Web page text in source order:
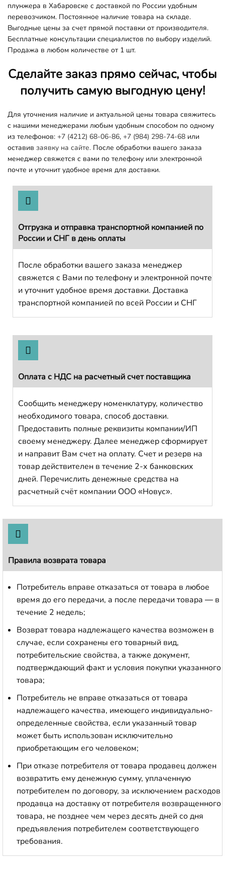
плунжера в Хабаровске с доставкой по России удобным
перевозчиком. Постоянное наличие товара на складе.
Выгодные цены за счет прямой поставки от производителя.
Бесплатные консультации специалистов по выбору изделий.
Продажа в любом количестве от 1 шт.
Сделайте заказ прямо сейчас, чтобы
получить самую выгодную цену!
Для уточнения наличие и актуальной цены товара свяжитесь
с нашими менеджерами любым удобным способом по одному
из телефонов: +7 (4212) 68-06-86, +7 (984) 298-74-68 или
оставив заявку на сайте. После обработки вашего заказа
менеджер свяжется с вами по телефону или электронной
почте и уточнит удобное время для доставки.
Отгрузка и отправка транспортной компанией по
России и СНГ в день оплаты
После обработки вашего заказа менеджер
свяжется с Вами по телефону и электронной почте
и уточнит удобное время доставки. Доставка
транспортной компанией по всей России и СНГ
Оплата с НДС на расчетный счет поставщика
Сообщить менеджеру номенклатуру, количество
необходимого товара, способ доставки.
Предоставить полные реквизиты компании/ИП
своему менеджеру. Далее менеджер сформирует
и направит Вам счет на оплату. Счет и резерв на
товар действителен в течение 2-х банковских
дней. Перечислить денежные средства на
расчетный счёт компании ООО «Новус».
Правила возврата товара
Потребитель вправе отказаться от товара в любое
время до его передачи, а после передачи товара — в
течение 2 недель;
Возврат товара надлежащего качества возможен в
случае, если сохранены его товарный вид,
потребительские свойства, а также документ,
подтверждающий факт и условия покупки указанного
товара;
Потребитель не вправе отказаться от товара
надлежащего качества, имеющего индивидуально-
определенные свойства, если указанный товар
может быть использован исключительно
приобретающим его человеком;
При отказе потребителя от товара продавец должен
возвратить ему денежную сумму, уплаченную
потребителем по договору, за исключением расходов
продавца на доставку от потребителя возвращенного
товара, не позднее чем через десять дней со дня
предъявления потребителем соответствующего
требования.